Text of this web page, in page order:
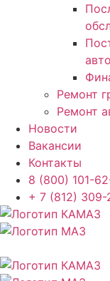
Ремонт
Ремонт
Новости
Вакансии
Контакты
8 (800) 101-
+ 7 (812)